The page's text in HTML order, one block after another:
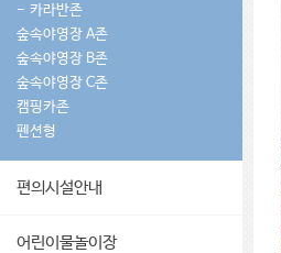
카라반존
숲속야영장 A존
숲속야영장 B존
숲속야영장 C존
캠핑카존
펜션형
편의시설안내
어린이물놀이장